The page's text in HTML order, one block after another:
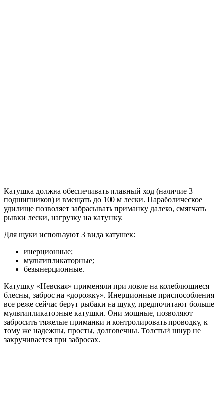
Катушка должна обеспечивать плавный ход (наличие 3
подшипников) и вмещать до 100 м лески. Параболическое
удилище позволяет забрасывать приманку далеко, смягчать
рывки лески, нагрузку на катушку.
Для щуки используют 3 вида катушек:
инерционные;
мультипликаторные;
безынерционные.
Катушку «Невская» применяли при ловле на колеблющиеся
блесны, заброс на «дорожку». Инерционные приспособления
все реже сейчас берут рыбаки на щуку, предпочитают больше
мультипликаторные катушки. Они мощные, позволяют
забросить тяжелые приманки и контролировать проводку, к
тому же надежны, просты, долговечны. Толстый шнур не
закручивается при забросах.